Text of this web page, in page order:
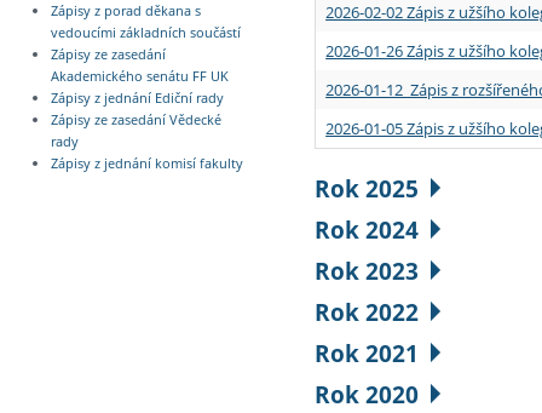
Zápisy z porad děkana s
vedoucími základních součástí
Zápisy ze zasedání
Akademického senátu FF UK
Zápisy z jednání Ediční rady
Zápisy ze zasedání Vědecké
rady
Zápisy z jednání komisí fakulty
2026-02-02 Zápis z užšího
2026-01-26 Zápis z užšího
2026-01-12 Zápis z
2026-01-05 Zápis z užšího
Rok 2025
Rok 2024
Rok 2023
Rok 2022
Rok 2021
Rok 2020